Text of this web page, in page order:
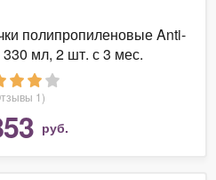
полипропиленовые Anti-
мл, 2 шт. с 3 мес.
1)
руб.